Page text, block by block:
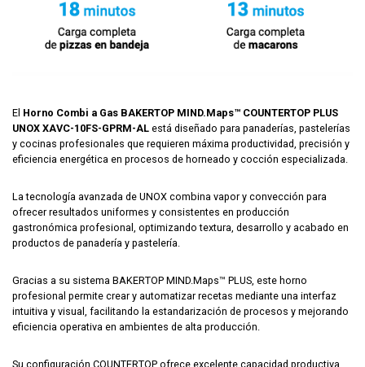
El Horno Combi a Gas BAKERTOP MIND.Maps™ COUNTERTOP PLUS
UNOX XAVC-10FS-GPRM-AL está diseñado para panaderías, pastelerías
y cocinas profesionales que requieren máxima productividad, precisión y
eficiencia energética en procesos de horneado y cocción especializada.
La tecnología avanzada de UNOX combina vapor y convección para
ofrecer resultados uniformes y consistentes en producción
gastronómica profesional, optimizando textura, desarrollo y acabado en
productos de panadería y pastelería.
Gracias a su sistema BAKERTOP MIND.Maps™ PLUS, este horno
profesional permite crear y automatizar recetas mediante una interfaz
intuitiva y visual, facilitando la estandarización de procesos y mejorando
eficiencia operativa en ambientes de alta producción.
Su configuración COUNTERTOP ofrece excelente capacidad productiva